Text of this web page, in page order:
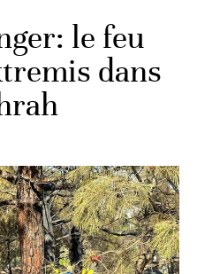
le feu
dans